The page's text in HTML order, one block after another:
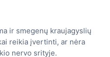
ir smegenų kraujagyslių
reikia įvertinti, ar nėra
nervo srityje.